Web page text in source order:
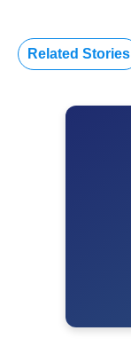
Related Stories